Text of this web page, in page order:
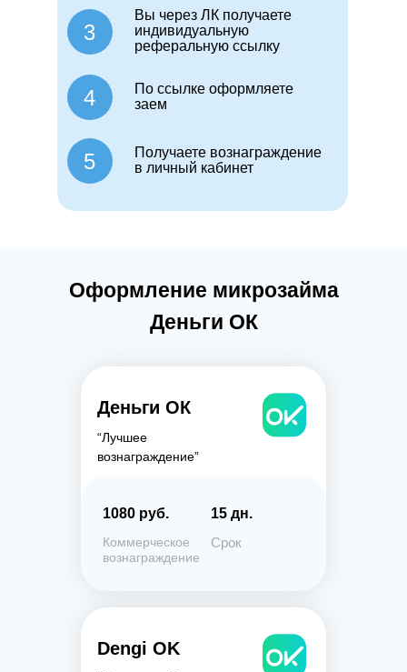
3
Вы через ЛК получаете
индивидуальную
реферальную ссылку
4
По ссылке оформляете
заем
5
Получаете вознаграждение
в личный кабинет
Оформление микрозайма
Деньги ОК
Деньги ОК
“Лучшее
вознаграждение”
1080 руб.
Коммерческое
вознаграждение
15 дн.
Срок
Dengi OK